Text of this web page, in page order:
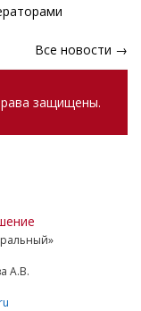
Все новости →
защищены.
А.В.